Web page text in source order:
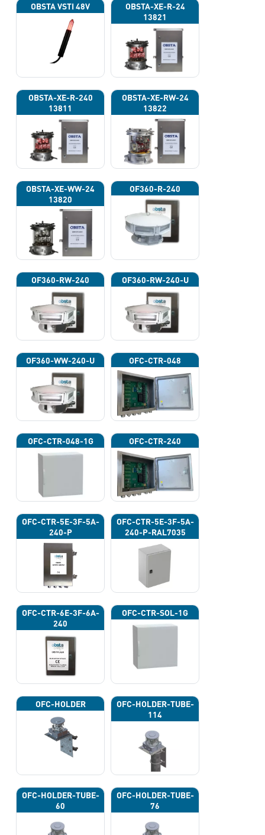
OBSTA VSTI 48V
OBSTA-XE-R-24
13821
OBSTA-XE-R-240
13811
OBSTA-XE-RW-24
13822
OBSTA-XE-WW-24
13820
OF360-R-240
OF360-RW-240 OF360-RW-240-U
OF360-WW-240-U OFC-CTR-048
OFC-CTR-048-1G OFC-CTR-240
OFC-CTR-5E-3F-5A-
240-P
OFC-CTR-5E-3F-5A-
240-P-RAL7035
OFC-CTR-6E-3F-6A-
240
OFC-CTR-SOL-1G
OFC-HOLDER
OFC-HOLDER-TUBE-
114
OFC-HOLDER-TUBE-
60
OFC-HOLDER-TUBE-
76